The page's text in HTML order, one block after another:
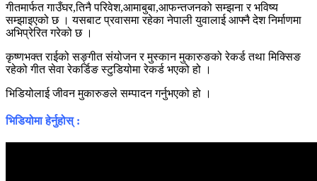
गीतमार्फत गाउँघर,तिनै परिवेश,आमाबुबा,आफन्तजनको सम्झना र भविष्य
सम्झाइएको छ । यसबाट प्रवासमा रहेका नेपाली युवालाई आफ्नै देश निर्माणमा
अभिप्रेरित गरेको छ ।
कृष्णभक्त राईको सङ्गीत संयोजन र मुस्कान मुकारुङको रेकर्ड तथा मिक्सिङ
रहेको गीत सेवा रेकर्डिङ स्टुडियोमा रेकर्ड भएको हो ।
भिडियोलाई जीवन मुकारुङले सम्पादन गर्नुभएको हो ।
भिडियोमा हेर्नुहोस्: